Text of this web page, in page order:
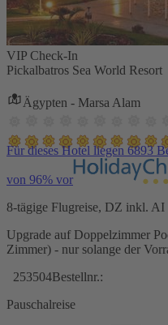
VIP Check-In
Pickalbatros Sea World Resort
Ägypten - Marsa Alam
Für dieses Hotel liegen 6893
von 96% vor
8-tägige Flugreise, DZ inkl. AI
Upgrade auf Doppelzimmer
Zimmer) - nur solange der
253504Bestellnr.:
Pauschalreise